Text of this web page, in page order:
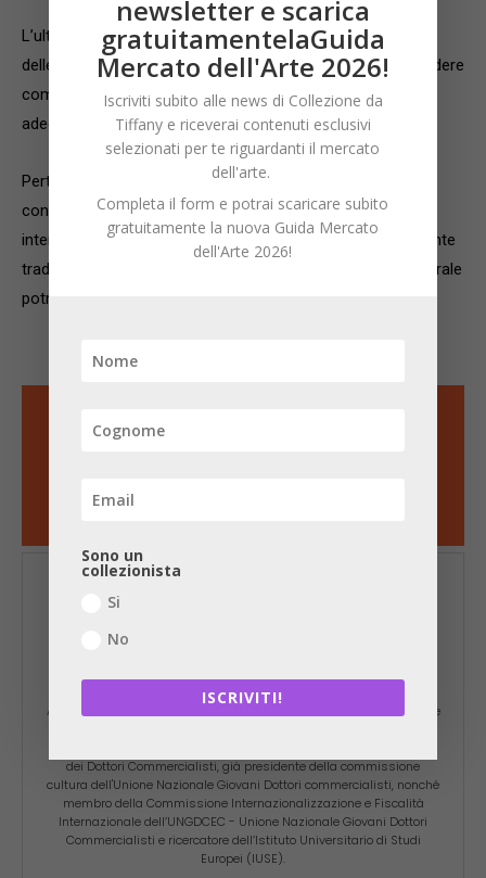
L’ulteriore richiesta riguarda una maggiore semplificazione
delle innumerevoli tipologie contrattuali, le quali oltre a rendere
complessa la gestione non consentono di garantire un
adeguato livello di tutela per i lavoratori.
Pertanto, sulla carta sembrano esservi diversi punti di
convergenza mentre ora non resta che aspettare che le
intenzioni contenute nel programma vengano effettivamente
tradotte in azioni concrete, altrimenti per il comparto culturale
potrebbero esservi all’orizzonte nuove difficoltà.
ANDREA SAVINO
Andrea Savino (n.1991) è un dottore commercialista e revisore legale
dei Dottori Commercialisti, già presidente della commissione
cultura dell'Unione Nazionale Giovani Dottori commercialisti, nonché
membro della Commissione Internazionalizzazione e Fiscalità
Internazionale dell’UNGDCEC - Unione Nazionale Giovani Dottori
Commercialisti e ricercatore dell’Istituto Universitario di Studi
Europei (IUSE).
newsletter e scarica
gratuitamentelaGuida
Mercato dell'Arte 2026!
Iscriviti subito alle news di Collezione da
Tiffany e riceverai contenuti esclusivi
selezionati per te riguardanti il mercato
dell'arte.
Completa il form e potrai scaricare subito
gratuitamente la nuova Guida Mercato
dell'Arte 2026!
Sono un
collezionista
Si
No
ISCRIVITI!